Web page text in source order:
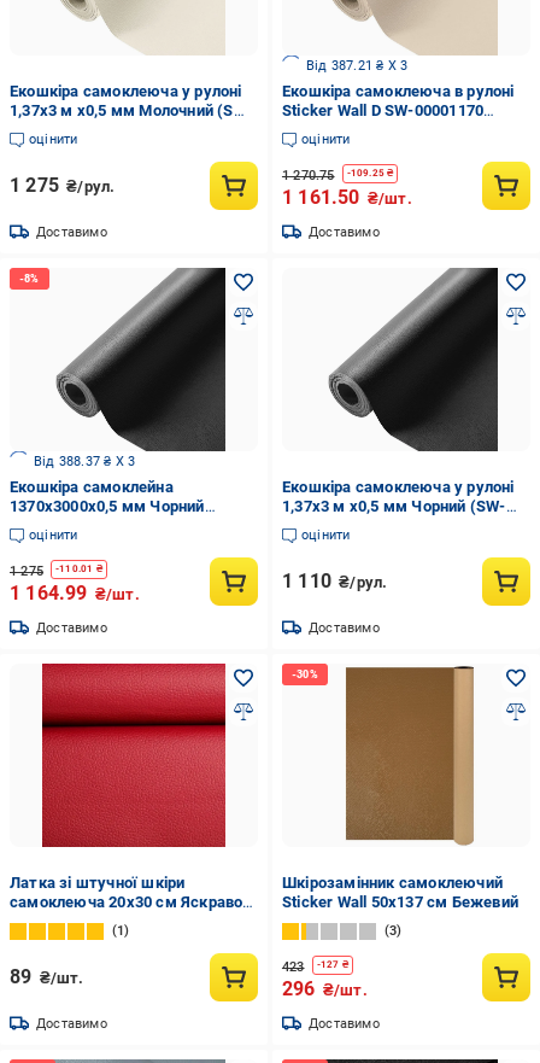
Екошкіра самоклеюча у рулоні
1,37х3 м х0,5 мм Молочний (SW-
00000281)
оцінити
1 275 ₴/рул.
Доставимо
Від 387.21 ₴ X 3
Екошкіра самоклеюча в рулоні
Sticker Wall D SW-00001170
1,37х3 м 0,5 мм Beige
оцінити
1 270.75 -109.25₴
1 161.50 ₴/шт.
Доставимо
Від 388.37 ₴ X 3
Екошкіра самоклейна
1370x3000x0,5 мм Чорний
(3DPanda-1413)
оцінити
1 275 -110.01 ₴
1 164.99 ₴/шт.
Доставимо
Екошкіра самоклеюча у рулоні
1,37х3 м х0,5 мм Чорний (SW-
00001413)
оцінити
1 110 ₴/рул.
Доставимо
Латка зі штучної шкіри
самоклеюча 20х30 см Яскраво-
червоний
1
89 ₴/шт.
Доставимо
Шкірозамінник самоклеючий
Sticker Wall 50х137 см Бежевий
3
423 -127 ₴
296 ₴/шт.
Доставимо